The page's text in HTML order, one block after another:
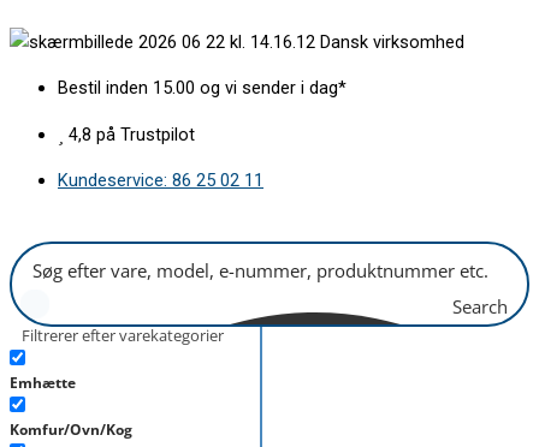
til
Dansk virksomhed
Bestil inden 15.00 og vi sender i dag*
4,8 på Trustpilot
Kundeservice: 86 25 02 11
Search
Filtrerer efter varekategorier
Emhætte
Komfur/Ovn/Kog
låge
beslag
antal